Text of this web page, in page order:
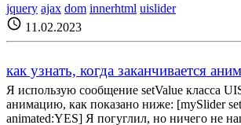
jquery ajax dom innerhtml uislider
schedule 11.02.2023
как узнать, когда заканчивается
Я использую сообщение setValue класса
анимацию, как показано ниже: [mySlider
animated:YES] Я погуглил, но ничего не